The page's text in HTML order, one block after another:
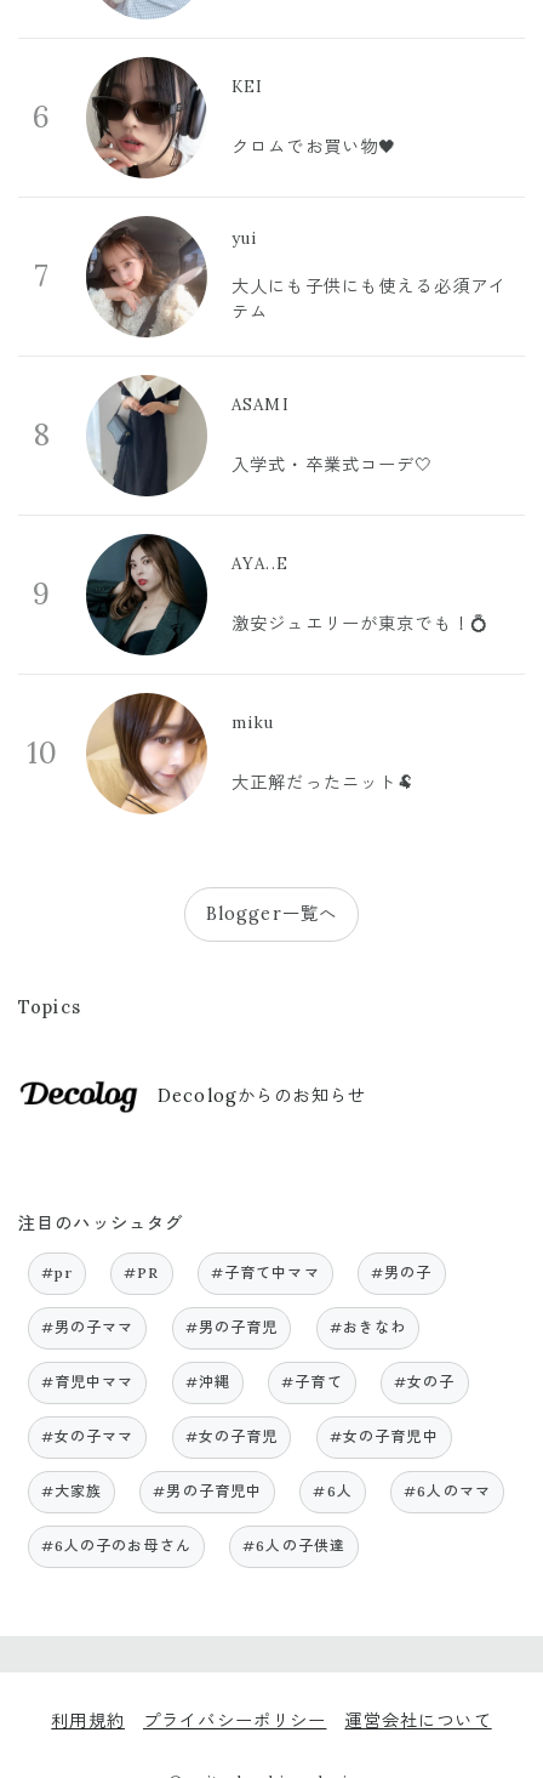
6
KEI
クロムでお買い物🖤
7
yui
大人にも子供にも使える必須アイ
テム
8
ASAMI
入学式・卒業式コーデ🤍
9
AYA..E
激安ジュエリーが東京でも！💍
10
miku
大正解だったニット🐏
Blogger一覧へ
Topics
Decologからのお知らせ
注目のハッシュタグ
#pr #PR #子育て中ママ #男の子
#男の子ママ #男の子育児 #おきなわ
#育児中ママ #沖縄 #子育て #女の子
#女の子ママ #女の子育児 #女の子育児中
#大家族 #男の子育児中 #6人 #6人のママ
#6人の子のお母さん #6人の子供達
利用規約 プライバシーポリシー 運営会社について